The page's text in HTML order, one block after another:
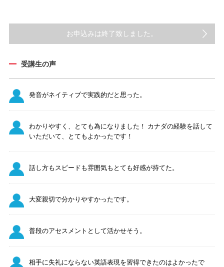
お申込みは終了致しました。
受講生の声
発音がネイティブで実践的だと思った。
わかりやすく、とても為になりました！ カナダの経験を話して
いただいて、とてもよかったです！
話し方もスピードも雰囲気もとても好感が持てた。
大変親切で分かりやすかったです。
普段のアセスメントとして活かせそう。
相手に失礼にならない英語表現を習得できたのはよかったで